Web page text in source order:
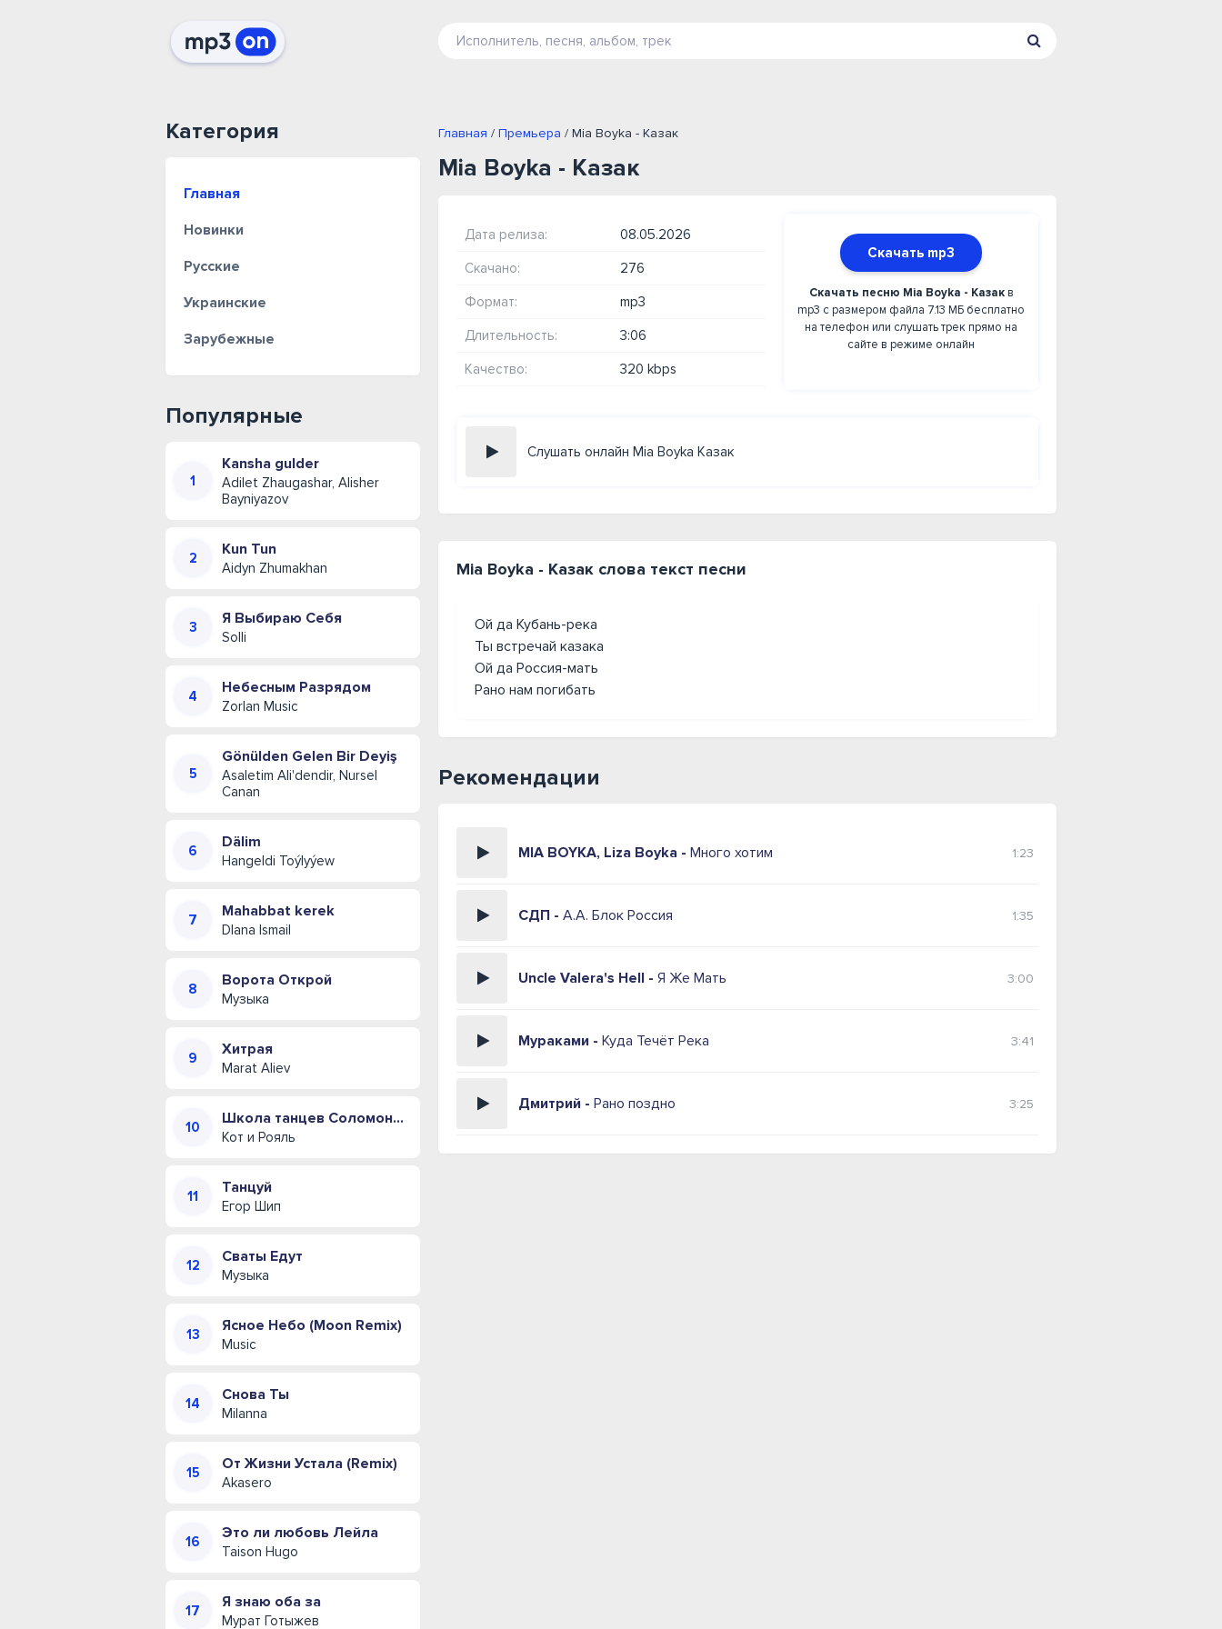
Категория
Главная
Новинки
Русские
Украинские
Зарубежные
Популярные
Kansha gulder
Adilet Zhaugashar, Alisher
Bayniyazov
Kun Tun
Aidyn Zhumakhan
Я Выбираю Себя
Solli
Небесным Разрядом
Zorlan Music
Gönülden Gelen Bir Deyiş
Asaletim Ali'dendir, Nursel
Canan
Dälim
Hangeldi Toýlyýew
Mahabbat kerek
DIana Ismail
Ворота Открой
Музыка
Хитрая
Marat Aliev
Школа танцев Соломона Пляра (Одесская музыкальная комедия)
Кот и Рояль
Танцуй
Егор Шип
Сваты Едут
Музыка
Ясное Небо (Moon Remix)
Music
Снова Ты
Milanna
От Жизни Устала (Remix)
Akasero
Это ли любовь Лейла
Taison Hugo
Я знаю оба за
Мурат Готыжев
Главная / Премьера / Mia Boyka - Казак
Mia Boyka - Казак
Дата релиза: 08.05.2026
Скачано: 276
Формат: mp3
Длительность: 3:06
Качество: 320 kbps
Скачать mp3
Скачать песню Mia Boyka - Казакв
mp3 с размером файла 7.13 МБ бесплатно
на телефон или слушать трек прямо на
сайте в режиме онлайн
Слушать онлайн Mia Boyka Казак
Mia Boyka - Казак слова текст песни
Ой да Кубань-река
Ты встречай казака
Ой да Россия-мать
Рано нам погибать
Рекомендации
MIA BOYKA, Liza Boyka - Много хотим 1:23
СДП - А.А. Блок Россия 1:35
Uncle Valera's Hell - Я Же Мать 3:00
Мураками - Куда Течёт Река 3:41
Дмитрий - Рано поздно 3:25